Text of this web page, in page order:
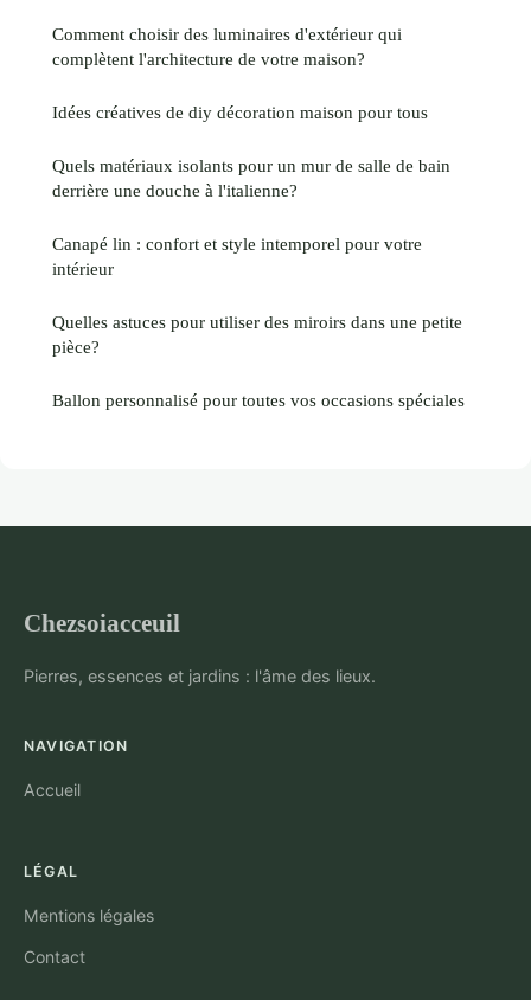
Comment choisir des luminaires d'extérieur qui
complètent l'architecture de votre maison?
Idées créatives de diy décoration maison pour tous
Quels matériaux isolants pour un mur de salle de bain
derrière une douche à l'italienne?
Canapé lin : confort et style intemporel pour votre
intérieur
Quelles astuces pour utiliser des miroirs dans une petite
pièce?
Ballon personnalisé pour toutes vos occasions spéciales
Chezsoiacceuil
Pierres, essences et jardins : l'âme des lieux.
NAVIGATION
Accueil
LÉGAL
Mentions légales
Contact